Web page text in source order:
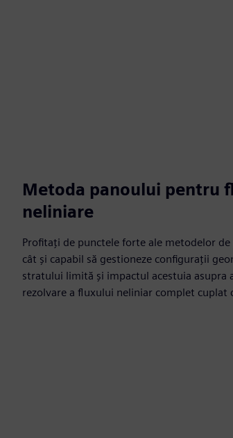
Metoda panoului pentru
neliniare
Profitați de punctele forte ale metodelor
cât și capabil să gestioneze configurații
stratului limită și impactul acestuia
rezolvare a fluxului neliniar complet cuplat